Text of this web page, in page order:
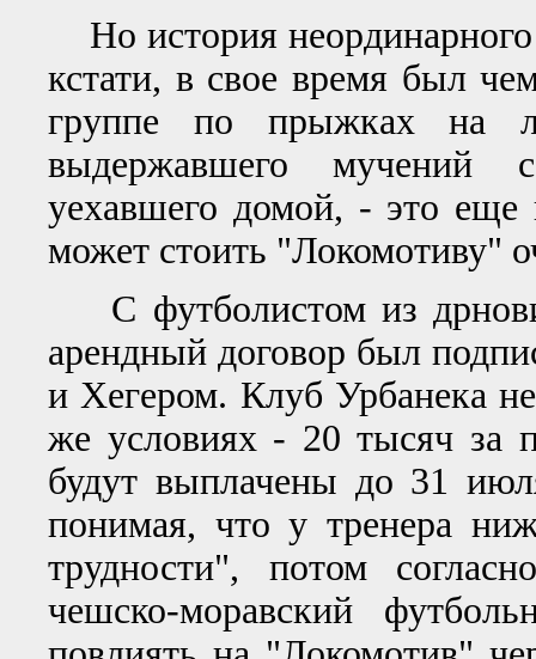
Но история
кстати, в свое время был
группе по прыжках на
выдержавшего мучений
уехавшего домой, - это еще
может стоить "Локомотиву"
С футболистом из
арендный договор был
и Хегером. Клуб Урбанека
же условиях - 20 тысяч за
будут выплачены до 31
понимая, что у тренера
трудности", потом
чешско-моравский